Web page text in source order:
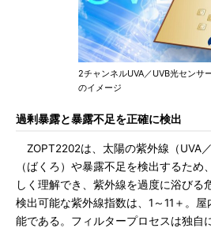
2チャンネルUVA／UVB光センサ
のイメージ
過剰暴露と暴露不足を正確に検出
ZOPT2202は、太陽の紫外線（UVA
（ばくろ）や暴露不足を検出するた
しく理解でき、紫外線を過度に浴びる
検出可能な紫外線指数は、1～11＋。
能である。フィルタープロセスは独自